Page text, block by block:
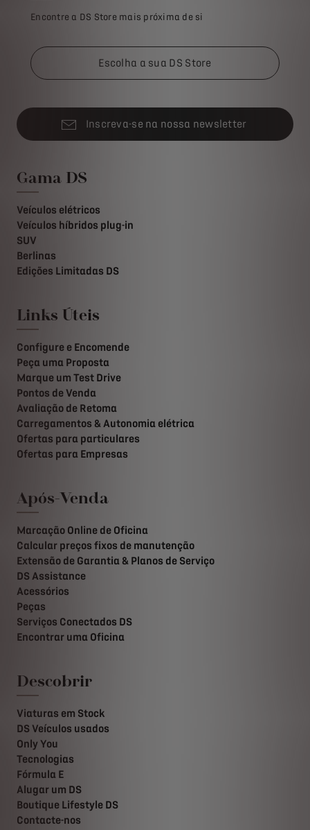
Encontre a DS Store mais próxima de si
Escolha a sua DS Store
Inscreva-se na nossa newsletter
Gama DS
Veículos elétricos
Veículos híbridos plug-in
SUV
Berlinas
Edições Limitadas DS
Links Úteis
Configure e Encomende
Peça uma Proposta
Marque um Test Drive
Pontos de Venda
Avaliação de Retoma
Carregamentos & Autonomia elétrica
Ofertas para particulares
Ofertas para Empresas
Após-Venda
Marcação Online de Oficina
Calcular preços fixos de manutenção
Extensão de Garantia & Planos de Serviço
DS Assistance
Acessórios
Peças
Serviços Conectados DS
Encontrar uma Oficina
Descobrir
Viaturas em Stock
DS Veículos usados
Only You
Tecnologias
Fórmula E
Alugar um DS
Boutique Lifestyle DS
Contacte-nos